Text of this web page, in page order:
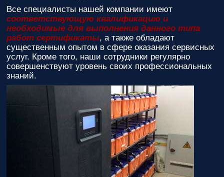
Все специалисты нашей компании имеют
соответствующую квалификацию и
необходимые для выполнения данного типа
работ сертификаты, а также обладают
существенным опытом в сфере оказания сервисных
услуг. Кроме того, наши сотрудники регулярно
совершенствуют уровень своих профессиональных
знаний.